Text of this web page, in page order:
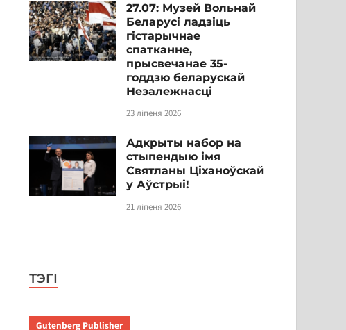
27.07: Музей Вольнай
Беларусі ладзіць
гістарычнае
спатканне,
прысвечанае 35-
годдзю беларускай
Незалежнасці
23 ліпеня 2026
Адкрыты набор на
стыпендыю імя
Святланы Ціханоўскай
у Аўстрыі!
21 ліпеня 2026
ТЭГІ
Gutenberg Publisher